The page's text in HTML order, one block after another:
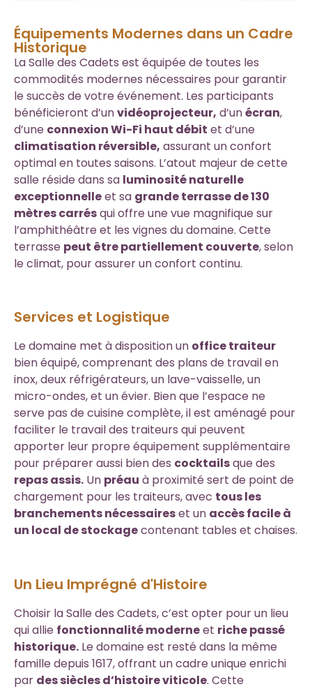
Équipements Modernes dans un Cadre
Historique
La Salle des Cadets est équipée de toutes les
commodités modernes nécessaires pour garantir
le succès de votre événement. Les participants
bénéficieront d’unvidéoprojecteur, d’unécran,
d’une connexion Wi-Fi haut débit et d’une
climatisation réversible, assurant un confort
optimal en toutes saisons. L’atout majeur de cette
salle réside dans sa luminosité naturelle
exceptionnelleet sa grande terrasse de 130
mètres carrésqui offre une vue magnifique sur
l’amphithéâtre et les vignes du domaine. Cette
terrasse peut être partiellement couverte, selon
le climat, pour assurer un confort continu.
Services et Logistique
Le domaine met à disposition un office traiteur
bien équipé, comprenant des plans de travail en
inox, deux réfrigérateurs, un lave-vaisselle, un
micro-ondes, et un évier. Bien que l’espace ne
serve pas de cuisine complète, il est aménagé pour
faciliter le travail des traiteurs qui peuvent
apporter leur propre équipement supplémentaire
pour préparer aussi bien des cocktailsque des
repas assis. Un préau à proximité sert de point de
chargement pour les traiteurs, avec tous les
branchements nécessaireset un accès facile à
un local de stockagecontenant tables et chaises.
Un Lieu Imprégné d'Histoire
Choisir la Salle des Cadets, c’est opter pour un lieu
qui allie fonctionnalité moderneet riche passé
historique. Le domaine est resté dans la même
famille depuis 1617, offrant un cadre unique enrichi
par des siècles d’histoire viticole. Cette